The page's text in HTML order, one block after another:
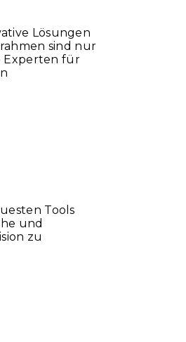
Lösungen
sind nur
Experten für
Tools
und
zu